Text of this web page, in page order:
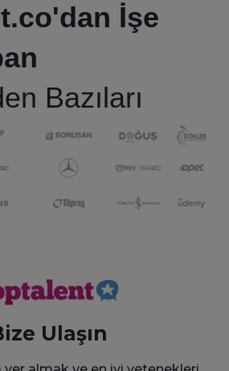
İşe
Bazıları
Ulaşın